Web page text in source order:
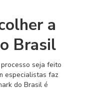
a
Brasil
seja feito
especialistas faz
do Brasil é